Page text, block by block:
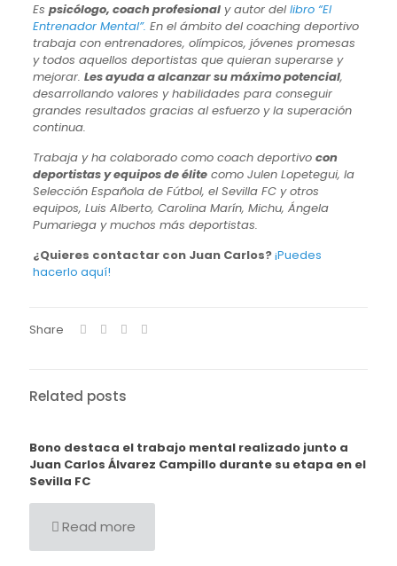
Es psicólogo, coach profesionaly autor del libro “El
Entrenador Mental”. En el ámbito del coaching deportivo
trabaja con entrenadores, olímpicos, jóvenes promesas
y todos aquellos deportistas que quieran superarse y
mejorar. Les ayuda a alcanzar su máximo potencial,
desarrollando valores y habilidades para conseguir
grandes resultados gracias al esfuerzo y la superación
continua.
Trabaja y ha colaborado como coach deportivo con
deportistas y equipos de élitecomo Julen Lopetegui, la
Selección Española de Fútbol, el Sevilla FC y otros
equipos, Luis Alberto, Carolina Marín, Michu, Ángela
Pumariega y muchos más deportistas.
¿Quieres contactar con Juan Carlos?¡Puedes
hacerlo aquí!
Share
Related posts
Bono destaca el trabajo mental realizado junto a
Juan Carlos Álvarez Campillo durante su etapa en el
Sevilla FC
Read more